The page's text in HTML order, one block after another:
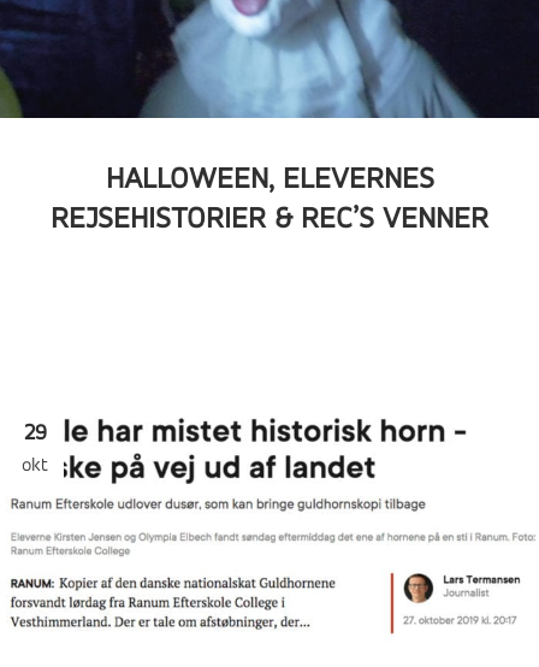
HALLOWEEN, ELEVERNES
REJSEHISTORIER & REC’S VENNER
29
okt